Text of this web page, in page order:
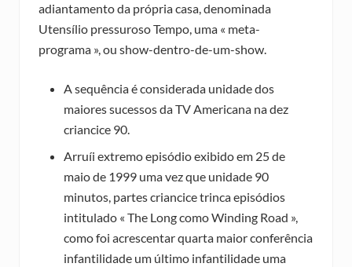
adiantamento da própria casa, denominada
Utensílio pressuroso Tempo, uma « meta-
programa », ou show-dentro-de-um-show.
A sequência é considerada unidade dos
maiores sucessos da TV Americana na dez
criancice 90.
Arruíi extremo episódio exibido em 25 de
maio de 1999 uma vez que unidade 90
minutos, partes criancice trinca episódios
intitulado « The Long como Winding Road »,
como foi acrescentar quarta maior conferência
infantilidade um último infantilidade uma